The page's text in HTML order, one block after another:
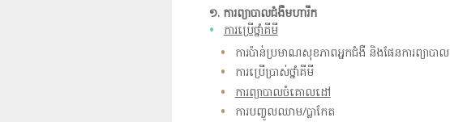
១. ការព្យាបាលជំងឺមហារីក
ការប្រើថ្នាំគីមី
ការប៉ាន់ប្រមាណសុខភាពអ្នកជំងឺ និងផែនការព្យាបាល
ការប្រើប្រាស់ថ្នាំគីមី
ការព្យាបាលចំគោលដៅ
ការបញ្ចូលឈាម/ប្លាកែត